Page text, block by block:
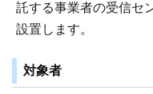
託する事業者の受信セ
設置します。
対象者